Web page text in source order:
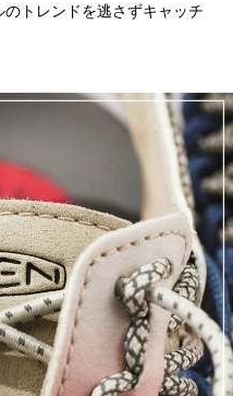
トレンドを逃さずキャッチ